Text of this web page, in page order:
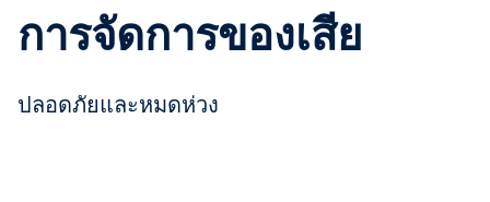
การจัดการของเสีย
ปลอดภัยและหมดห่วง